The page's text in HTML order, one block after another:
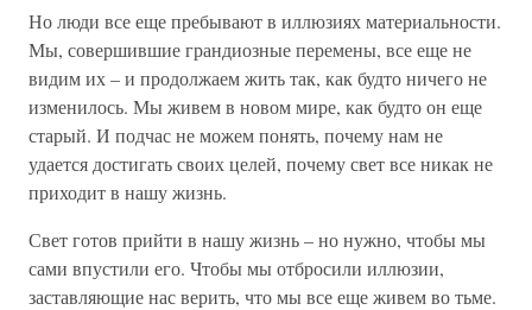
Но люди все еще пребывают в иллюзиях материальности.
Мы, совершившие грандиозные перемены, все еще не
видим их – и продолжаем жить так, как будто ничего не
изменилось. Мы живем в новом мире, как будто он еще
старый. И подчас не можем понять, почему нам не
удается достигать своих целей, почему свет все никак не
приходит в нашу жизнь.
Свет готов прийти в нашу жизнь – но нужно, чтобы мы
сами впустили его. Чтобы мы отбросили иллюзии,
заставляющие нас верить, что мы все еще живем во тьме.